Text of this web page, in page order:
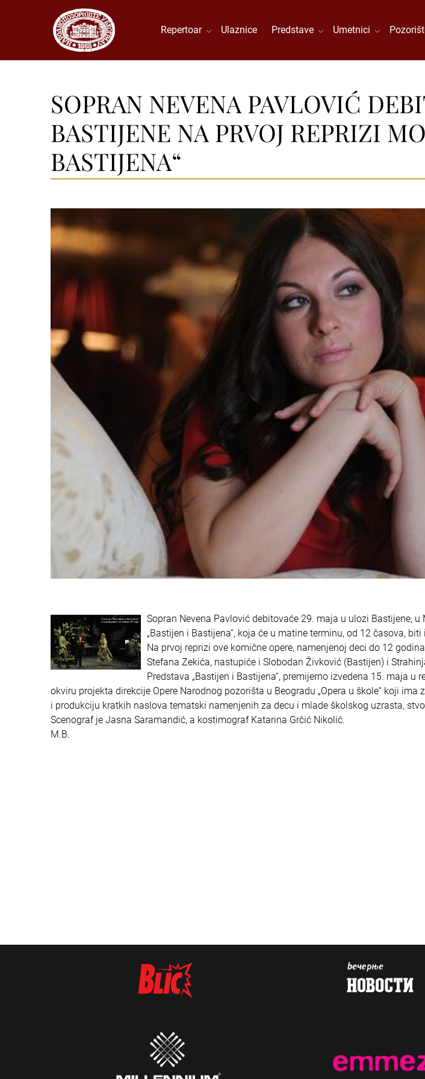
Repertoar Ulaznice Predstave Umetnici
SOPRAN NEVENA PAVLOVIĆ
BASTIJENE NA PRVOJ REPRIZI
BASTIJENA“
Sopran Nevena Pavlović debitovaće 29. maja u ulozi Bastijene,
„Bastijen i Bastijena“, koja će u matine terminu, od 12 časova, biti
Na prvoj reprizi ove komične opere, namenjenoj deci do 12
Stefana Zekića, nastupiće i Slobodan Živković (Bastijen) i
Predstava „Bastijen i Bastijena“, premijerno izvedena 15. maja u
okviru projekta direkcije Opere Narodnog pozorišta u Beogradu „Opera u škole“ koji ima
i produkciju kratkih naslova tematski namenjenih za decu i mlade školskog uzrasta,
Scenograf je Jasna Saramandić, a kostimograf Katarina Grčić Nikolić.
M.B.